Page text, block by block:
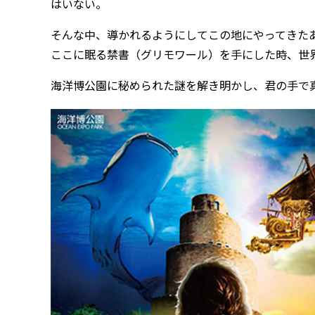
はいない。
そんな中、導かれるようにしてこの地にやってきた
ここに眠る禁書（グリモワール）を手にした時、
海洋博公園に秘められた謎を解き明かし、君の手で